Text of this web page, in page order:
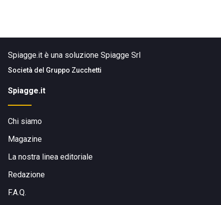
Spiagge.it è una soluzione Spiagge Srl
Società del Gruppo Zucchetti
Spiagge.it
Chi siamo
Magazine
La nostra linea editoriale
Redazione
F.A.Q.